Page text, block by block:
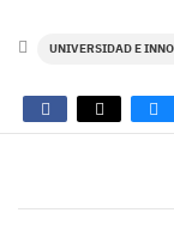
UNIVERSIDAD E